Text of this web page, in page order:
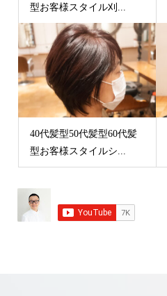
型お客様スタイル刈...
40代髪型50代髪型60代髪
型お客様スタイルシ...